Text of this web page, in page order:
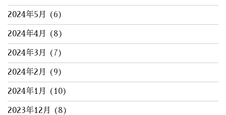
2024年5月 (6)
2024年4月 (8)
2024年3月 (7)
2024年2月 (9)
2024年1月 (10)
2023年12月 (8)